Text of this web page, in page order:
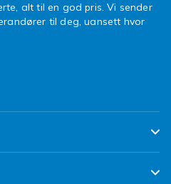
alt til en god pris. Vi sender
til deg, uansett hvor